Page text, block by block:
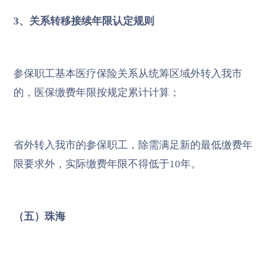
3、关系转移接续年限认定规则
参保职工基本医疗保险关系从统筹区域外转入我市
的，医保缴费年限按规定累计计算；
省外转入我市的参保职工，除需满足新的最低缴费年
限要求外，实际缴费年限不得低于10年。
（五）珠海